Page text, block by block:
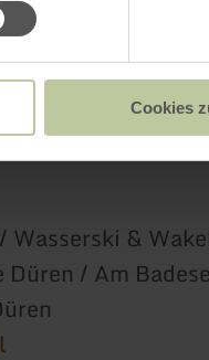
Cookies
Wasserski &
Düren / Am